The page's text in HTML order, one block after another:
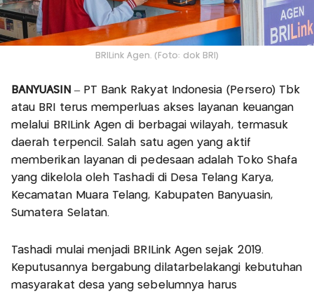
BRILink Agen. (Foto: dok BRI)
BANYUASIN – PT Bank Rakyat Indonesia (Persero) Tbk
atau BRI terus memperluas akses layanan keuangan
melalui BRILink Agen di berbagai wilayah, termasuk
daerah terpencil. Salah satu agen yang aktif
memberikan layanan di pedesaan adalah Toko Shafa
yang dikelola oleh Tashadi di Desa Telang Karya,
Kecamatan Muara Telang, Kabupaten Banyuasin,
Sumatera Selatan.
Tashadi mulai menjadi BRILink Agen sejak 2019.
Keputusannya bergabung dilatarbelakangi kebutuhan
masyarakat desa yang sebelumnya harus